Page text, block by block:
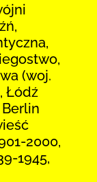
(woj.
Łódź
Berlin
2000,
1945,